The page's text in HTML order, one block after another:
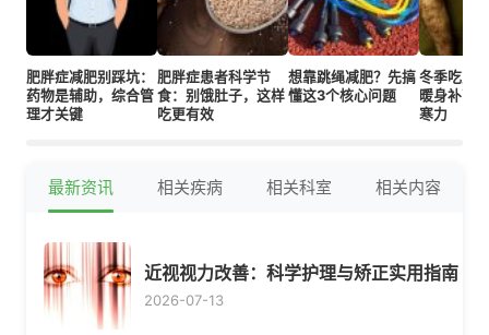
肥胖症减肥别踩坑：
药物是辅助，综合管
理才关键
肥胖症患者科学节
食：别饿肚子，这样
吃更有效
想靠跳绳减肥？先搞
懂这3个核心问题
冬季吃对4
暖身补营
寒力
最新资讯 相关疾病 相关科室 相关内容
近视视力改善：科学护理与矫正实用指南
2026-07-13